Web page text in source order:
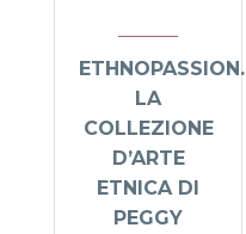
ETHNOPASSION.
LA
COLLEZIONE
D’ARTE
ETNICA DI
PEGGY